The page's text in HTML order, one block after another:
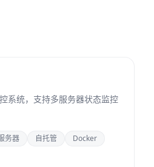
系统，支持多服务器状态监控
务器 自托管
Docker